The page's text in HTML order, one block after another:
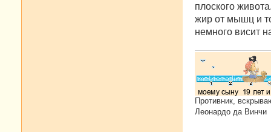
и
е
плоского
жир от мышц и
немного висит
Противник,
Леонардо да Винчи